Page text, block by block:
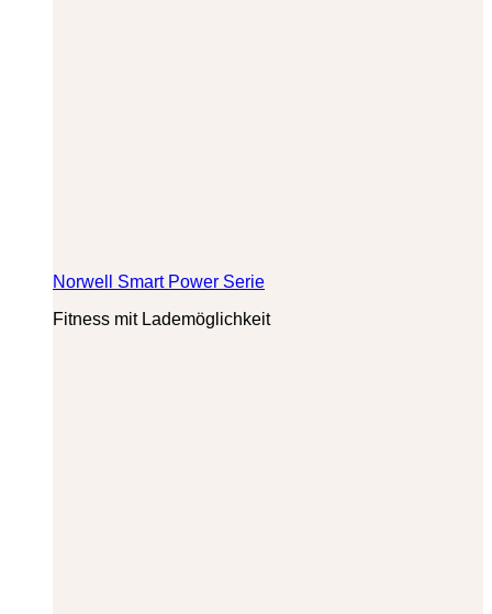
Norwell Smart Power Serie
Fitness mit Lademöglichkeit